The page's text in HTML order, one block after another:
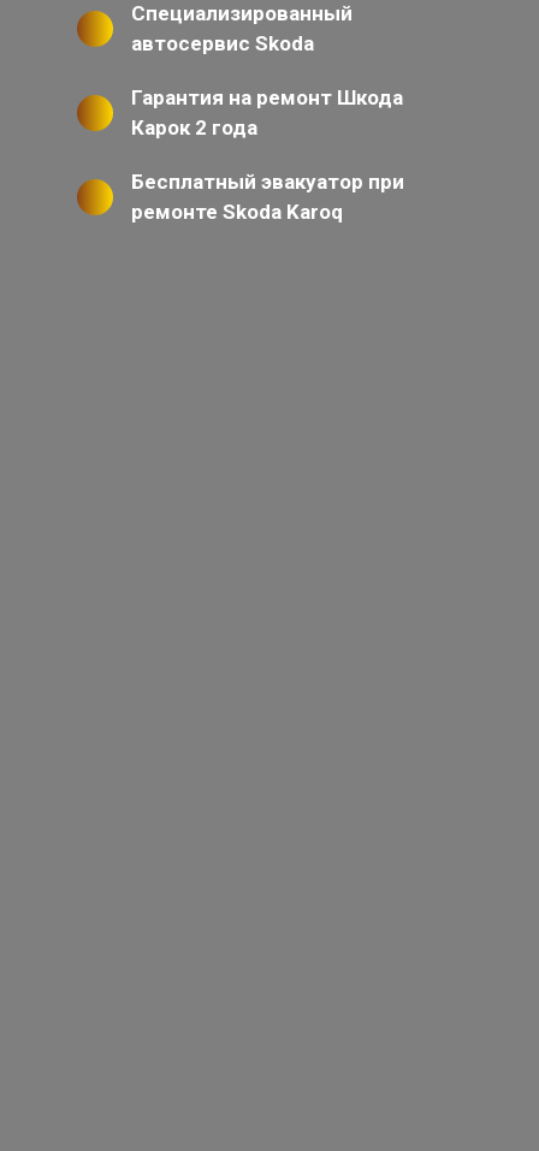
Специализированный
автосервис Skoda
Гарантия на ремонт Шкода
Карок 2 года
Бесплатный эвакуатор при
ремонте Skoda Karoq